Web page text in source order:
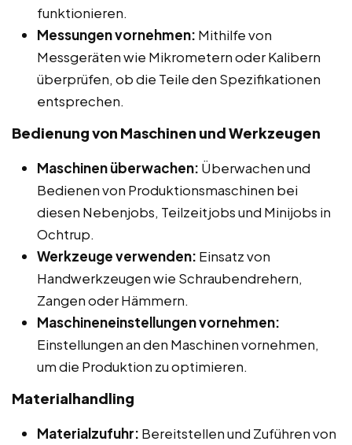
funktionieren.
Messungen vornehmen: Mithilfe von
Messgeräten wie Mikrometern oder Kalibern
überprüfen, ob die Teile den Spezifikationen
entsprechen.
Bedienung von Maschinen und Werkzeugen
Maschinen überwachen: Überwachen und
Bedienen von Produktionsmaschinen bei
diesen Nebenjobs, Teilzeitjobs und Minijobs in
Ochtrup.
Werkzeuge verwenden: Einsatz von
Handwerkzeugen wie Schraubendrehern,
Zangen oder Hämmern.
Maschineneinstellungen vornehmen:
Einstellungen an den Maschinen vornehmen,
um die Produktion zu optimieren.
Materialhandling
Materialzufuhr: Bereitstellen und Zuführen von